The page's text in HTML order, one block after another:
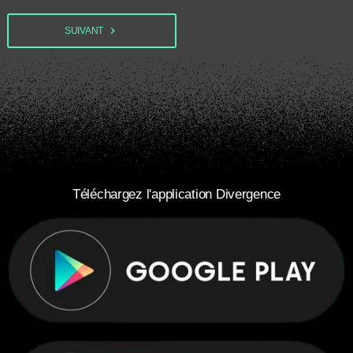
SUIVANT navigate_next
Téléchargez l'application Divergence